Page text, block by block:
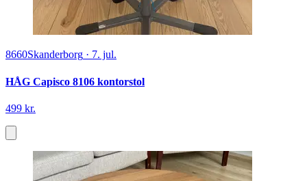
8660Skanderborg · 7. jul.
HÅG Capisco 8106 kontorstol
499 kr.